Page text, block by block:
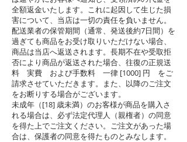
全額返金いたします。これに起因して生じた損
害について、当店は一切の責任を負いません。
配送業者の保管期間（通常、発送後約7日間）を
過ぎても商品をお受け取りいただけない場合、
商品は当店へ返送されます。長期不在や受取拒
否により商品が返送された場合、往復の正規送
料 実費 および手数料 一律 [1000] 円 をご
請求させていただきます。また、以降のご注文
をお断りする場合がございます。
未成年（[18] 歳未満）のお客様が商品を購入さ
れる場合は、必ず法定代理人（親権者）の同意
を得た上でご注文ください。ご注文があった場
合は、保護者の同意を得たものとみなします。